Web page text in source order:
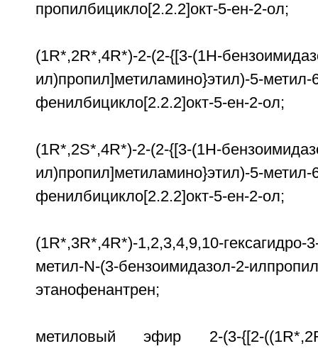
пропилбицикло[2.2.2]окт-5-ен-2-ол;
(1R*,2R*,4R*)-2-(2-{[3-(1Н-
ил)пропил]метиламино}этил)-5-метил-
фенилбицикло[2.2.2]окт-5-ен-2-ол;
(1R*,2S*,4R*)-2-(2-{[3-(1Н-
ил)пропил]метиламино}этил)-5-метил-
фенилбицикло[2.2.2]окт-5-ен-2-ол;
(1R*,3R*,4R*)-1,2,3,4,9,10-гексагидро-
метил-N-(3-бензоимидазол-2-
этанофенантрен;
метиловый эфир 2-(3-{[2-